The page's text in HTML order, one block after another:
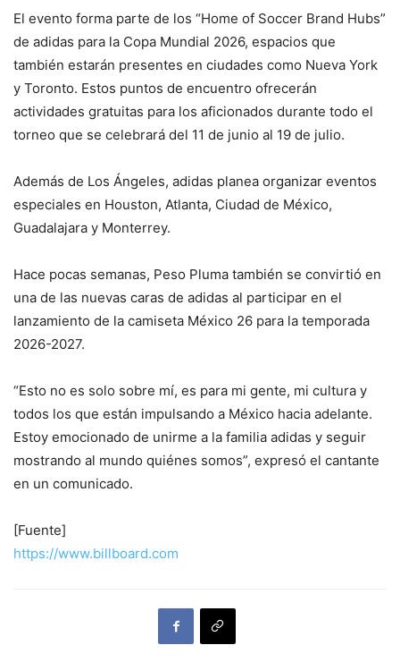
El evento forma parte de los “Home of Soccer Brand Hubs”
de adidas para la Copa Mundial 2026, espacios que
también estarán presentes en ciudades como Nueva York
y Toronto. Estos puntos de encuentro ofrecerán
actividades gratuitas para los aficionados durante todo el
torneo que se celebrará del 11 de junio al 19 de julio.
Además de Los Ángeles, adidas planea organizar eventos
especiales en Houston, Atlanta, Ciudad de México,
Guadalajara y Monterrey.
Hace pocas semanas, Peso Pluma también se convirtió en
una de las nuevas caras de adidas al participar en el
lanzamiento de la camiseta México 26 para la temporada
2026-2027.
“Esto no es solo sobre mí, es para mi gente, mi cultura y
todos los que están impulsando a México hacia adelante.
Estoy emocionado de unirme a la familia adidas y seguir
mostrando al mundo quiénes somos”, expresó el cantante
en un comunicado.
[Fuente]
https://www.billboard.com